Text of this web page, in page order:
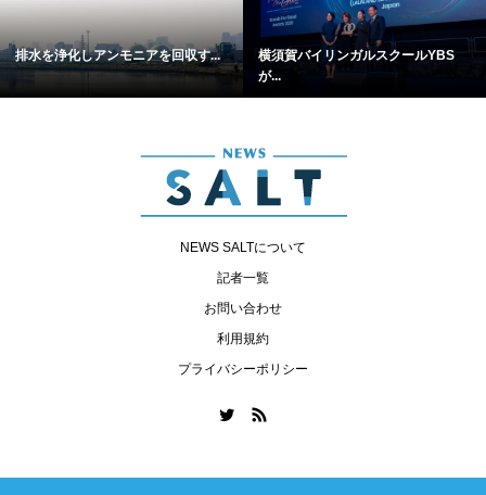
排水を浄化しアンモニアを回収す...
横須賀バイリンガルスクールYBS
が...
NEWS SALTについて
記者一覧
お問い合わせ
利用規約
プライバシーポリシー